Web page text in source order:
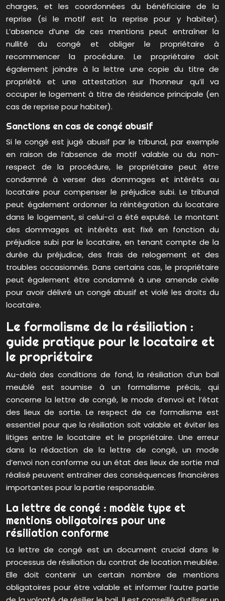
charges, et les coordonnées du bénéficiaire de la
reprise (si le motif est la reprise pour y habiter).
L’absence d’une de ces mentions peut entraîner la
nullité du congé et obliger le propriétaire à
recommencer la procédure. Le propriétaire doit
également joindre à la lettre une copie du titre de
propriété et une attestation sur l’honneur qu’il va
occuper le logement à titre de résidence principale (en
cas de reprise pour habiter).
Sanctions en cas de congé abusif
Si le congé est jugé abusif par le tribunal, par exemple
en raison de l’absence de motif valable ou du non-
respect de la procédure, le propriétaire peut être
condamné à verser des dommages et intérêts au
locataire pour compenser le préjudice subi. Le tribunal
peut également ordonner la réintégration du locataire
dans le logement, si celui-ci a été expulsé. Le montant
des dommages et intérêts est fixé en fonction du
préjudice subi par le locataire, en tenant compte de la
durée du préjudice, des frais de relogement et des
troubles occasionnés. Dans certains cas, le propriétaire
peut également être condamné à une amende civile
pour avoir délivré un congé abusif et violé les droits du
locataire.
Le formalisme de la résiliation :
guide pratique pour le locataire et
le propriétaire
Au-delà des conditions de fond, la résiliation d’un bail
meublé est soumise à un formalisme précis, qui
concerne la lettre de congé, le mode d’envoi et l’état
des lieux de sortie. Le respect de ce formalisme est
essentiel pour que la résiliation soit valable et éviter les
litiges entre le locataire et le propriétaire. Une erreur
dans la rédaction de la lettre de congé, un mode
d’envoi non conforme ou un état des lieux de sortie mal
réalisé peuvent entraîner des conséquences financières
importantes pour la partie responsable.
La lettre de congé : modèle type et
mentions obligatoires pour une
résiliation conforme
La lettre de congé est un document crucial dans le
processus de résiliation du contrat de location meublée.
Elle doit contenir un certain nombre de mentions
obligatoires pour être valable et informer l’autre partie